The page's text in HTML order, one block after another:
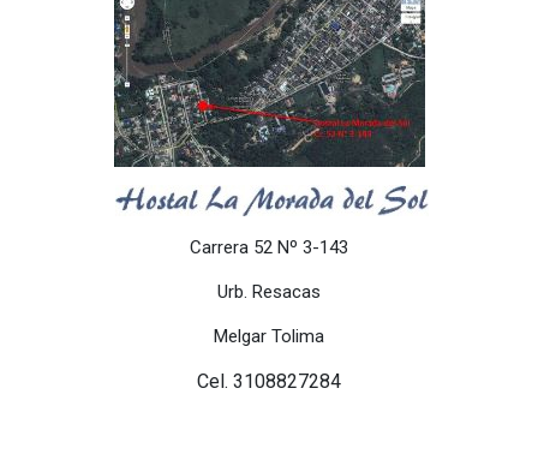
Carrera 52 Nº 3-143
Urb. Resacas
Melgar Tolima
Cel. 3108827284